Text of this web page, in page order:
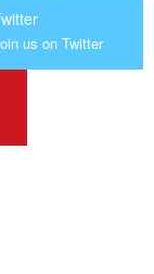
us on Twitter